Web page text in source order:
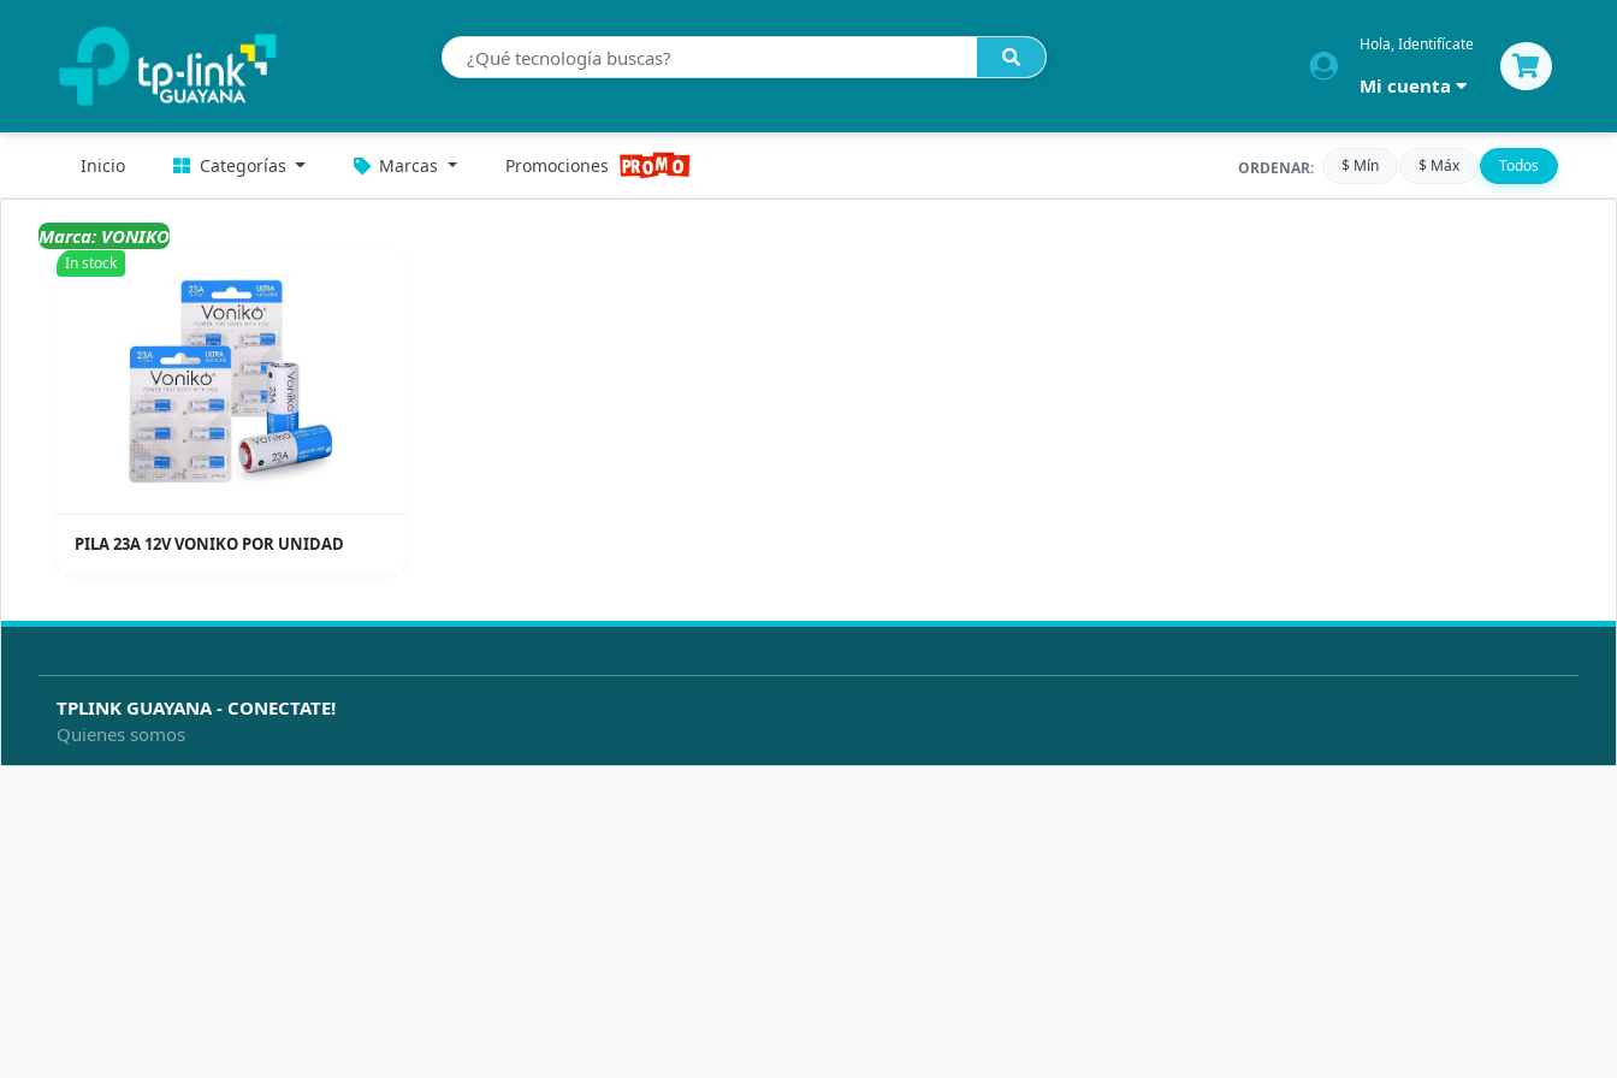
Hola, Identifícate
Mi cuenta
Inicio Categorías Marcas Promociones ORDENAR: $ Mín $ Máx Todos
Marca: VONIKO
In stock
PILA 23A 12V VONIKO POR UNIDAD
TPLINK GUAYANA - CONECTATE!
Quienes somos